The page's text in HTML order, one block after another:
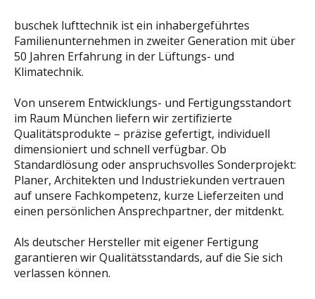
buschek lufttechnik ist ein inhabergeführtes
Familienunternehmen in zweiter Generation mit über
50 Jahren Erfahrung in der Lüftungs- und
Klimatechnik.
Von unserem Entwicklungs- und Fertigungsstandort
im Raum München liefern wir zertifizierte
Qualitätsprodukte – präzise gefertigt, individuell
dimensioniert und schnell verfügbar. Ob
Standardlösung oder anspruchsvolles Sonderprojekt:
Planer, Architekten und Industriekunden vertrauen
auf unsere Fachkompetenz, kurze Lieferzeiten und
einen persönlichen Ansprechpartner, der mitdenkt.
Als deutscher Hersteller mit eigener Fertigung
garantieren wir Qualitätsstandards, auf die Sie sich
verlassen können.